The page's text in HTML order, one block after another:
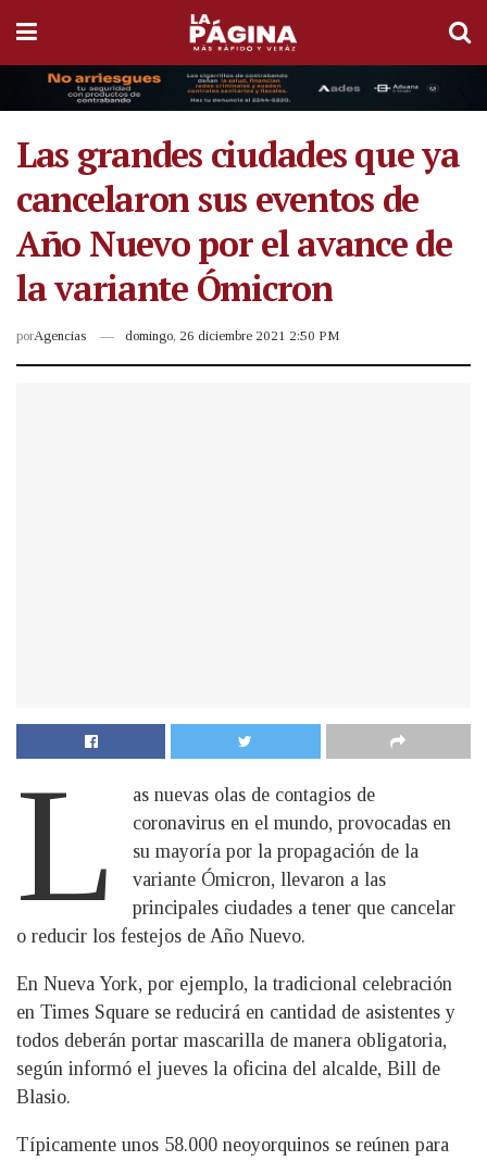
Las grandes ciudades que ya
cancelaron sus eventos de
Año Nuevo por el avance de
la variante Ómicron
porAgencias domingo, 26 diciembre 2021 2:50 PM
L
as nuevas olas de contagios de
coronavirus en el mundo, provocadas en
su mayoría por la propagación de la
variante Ómicron, llevaron a las
principales ciudades a tener que cancelar
o reducir los festejos de Año Nuevo.
En Nueva York, por ejemplo, la tradicional celebración
en Times Square se reducirá en cantidad de asistentes y
todos deberán portar mascarilla de manera obligatoria,
según informó el jueves la oficina del alcalde, Bill de
Blasio.
Típicamente unos 58.000 neoyorquinos se reúnen para